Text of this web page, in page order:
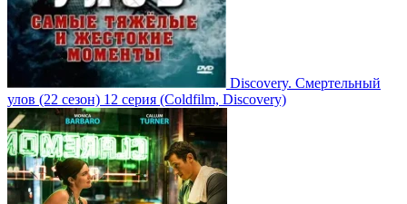
Discovery. Смертельный
улов (22 сезон) 12 серия (Coldfilm, Discovery)